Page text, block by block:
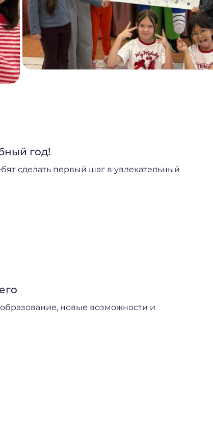
год!
сделать первый шаг в увлекательный
новые возможности и